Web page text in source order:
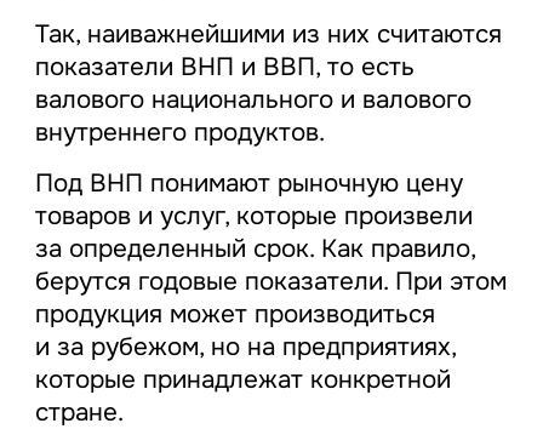
Так, наиважнейшими из них считаются
показатели ВНП и ВВП, то есть
валового национального и валового
внутреннего продуктов.
Под ВНП понимают рыночную цену
товаров и услуг, которые произвели
за определенный срок. Как правило,
берутся годовые показатели. При этом
продукция может производиться
и за рубежом, но на предприятиях,
которые принадлежат конкретной
стране.